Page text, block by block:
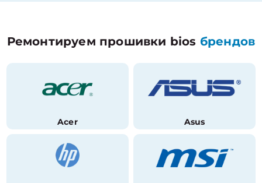
Ремонтируем прошивки bios брендов
Acer Asus